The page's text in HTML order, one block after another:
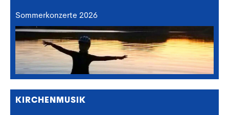
Sommerkonzerte 2026
KIRCHENMUSIK